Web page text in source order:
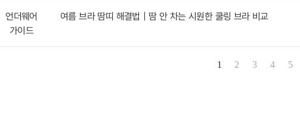
언더웨어
가이드
여름 브라 땀띠 해결법｜땀 안 차는 시원한 쿨링 브라 비교
1 2 3 4 5